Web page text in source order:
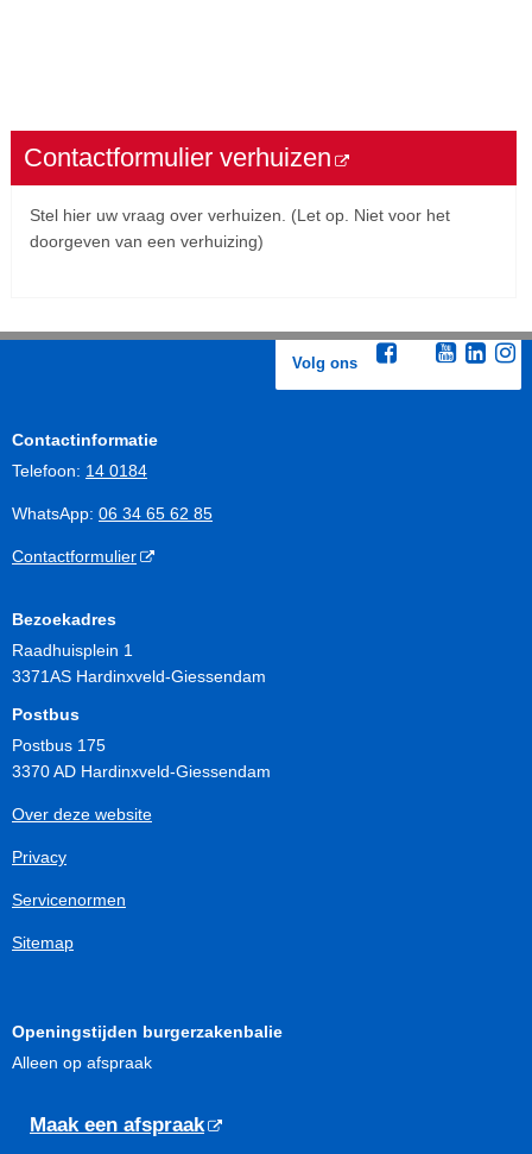
Contactformulier verhuizen
Stel hier uw vraag over verhuizen. (Let op. Niet voor het
doorgeven van een verhuizing)
Volg ons
Contactinformatie
Telefoon: 14 0184
WhatsApp: 06 34 65 62 85
Contactformulier
Bezoekadres
Raadhuisplein 1
3371AS Hardinxveld-Giessendam
Postbus
Postbus 175
3370 AD Hardinxveld-Giessendam
Over deze website
Privacy
Servicenormen
Sitemap
Openingstijden burgerzakenbalie
Alleen op afspraak
Maak een afspraak